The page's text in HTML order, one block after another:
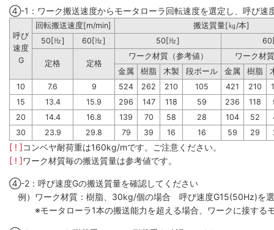
④-1：ワーク搬送速度からモータローラ回転速度を選定し、呼び速
呼び
速度
G
回転搬送速度[m/min]
搬送質量[㎏/本]
50[㎐]
60[㎐] 50[㎐]
定格 定格
ワーク材質（参考値）
ワーク材
金属
樹脂 木製 段ボール 金属 樹脂
10
7.6 9 524 262 210 105 421 210
15
13.4 15.9 296 147 118 59 236 118
20
14.4 16.8 139 70 58 28 104 52
30
23.9 29.8 79 39 16 16 59 29
[ ! ]コンベヤ耐荷重は160kg/mです。ご注意ください。
[ ! ]ワーク材質毎の搬送質量は参考値です。
④-2：呼び速度Gの搬送質量を確認してください
例）ワーク材質：樹脂、30kg/個の場合 呼び速度G15(50Hz)を
※モータローラ1本の搬送能力を超える場合、ワークに接するモ